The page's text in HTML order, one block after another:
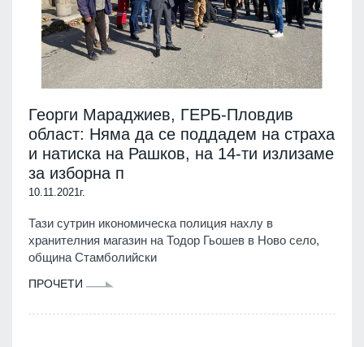
Георги Мараджиев, ГЕРБ-Пловдив
област: Няма да се поддадем на страха
и натиска на Рашков, на 14-ти излизаме
за изборна п
10.11.2021г.
Тази сутрин икономическа полиция нахлу в
хранителния магазин на Тодор Гьошев в Ново село,
община Стамболийски
ПРОЧЕТИ